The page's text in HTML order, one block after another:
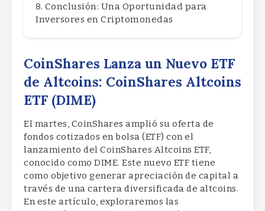
Conclusión: Una Oportunidad para
Inversores en Criptomonedas
CoinShares Lanza un Nuevo ETF
de Altcoins: CoinShares Altcoins
ETF (DIME)
El martes, CoinShares amplió su oferta de
fondos cotizados en bolsa (ETF) con el
lanzamiento del CoinShares Altcoins ETF,
conocido como DIME. Este nuevo ETF tiene
como objetivo generar apreciación de capital a
través de una cartera diversificada de altcoins.
En este artículo, exploraremos las